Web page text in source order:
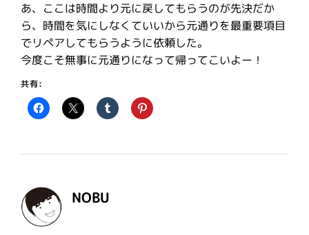
あ、ここは時間より元に戻してもらうのが先決だか
ら、時間を気にしなくていいから元通りを最重要項目
でリペアしてもらうように依頼した。
今度こそ無事に元通りになって帰ってこいよー！
共有:
NOBU